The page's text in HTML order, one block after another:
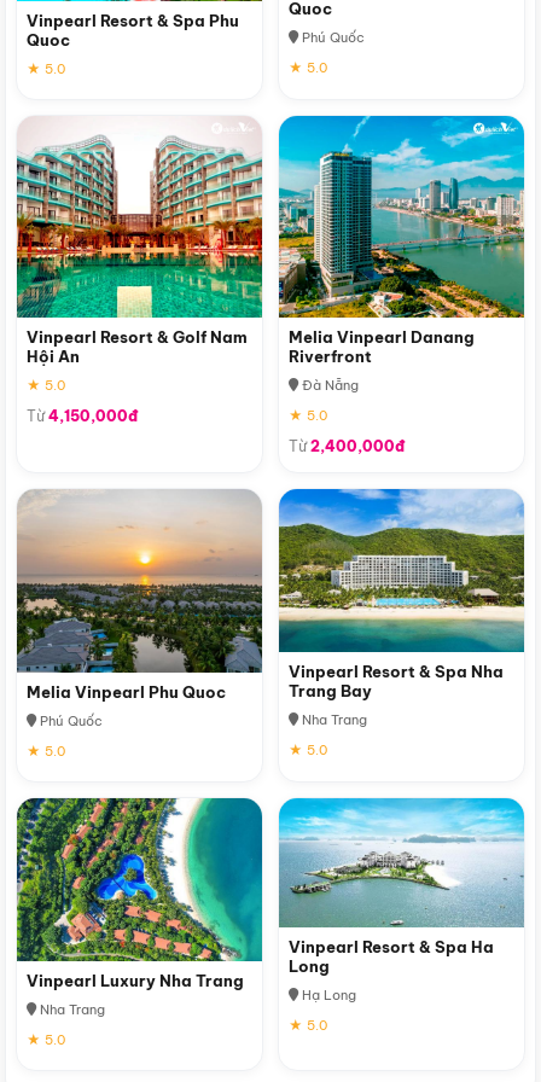
Vinpearl Resort & Spa Phu
Quoc
★ 5.0
Quoc
Phú Quốc
★ 5.0
Vinpearl Resort & Golf Nam
Hội An
★ 5.0
Từ4,150,000đ
Melia Vinpearl Danang
Riverfront
Đà Nẵng
★ 5.0
Từ2,400,000đ
Melia Vinpearl Phu Quoc
Phú Quốc
★ 5.0
Vinpearl Resort & Spa Nha
Trang Bay
Nha Trang
★ 5.0
Vinpearl Luxury Nha Trang
Nha Trang
★ 5.0
Vinpearl Resort & Spa Ha
Long
Hạ Long
★ 5.0